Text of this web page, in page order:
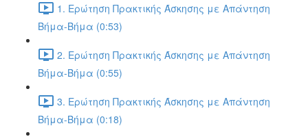
1. Ερώτηση Πρακτικής Άσκησης με Απάντηση
Βήμα-Βήμα (0:53)
2. Ερώτηση Πρακτικής Άσκησης με Απάντηση
Βήμα-Βήμα (0:55)
3. Ερώτηση Πρακτικής Άσκησης με Απάντηση
Βήμα-Βήμα (0:18)